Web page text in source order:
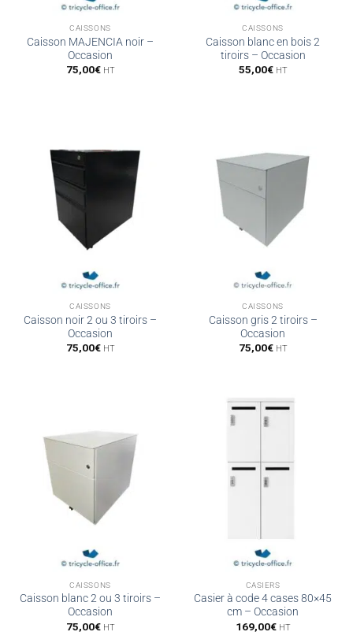
CAISSONS
Caisson MAJENCIA noir –
Occasion
75,00€ HT
CAISSONS
Caisson blanc en bois 2
tiroirs – Occasion
55,00€ HT
CAISSONS
Caisson noir 2 ou 3 tiroirs –
Occasion
75,00€ HT
CAISSONS
Caisson gris 2 tiroirs –
Occasion
75,00€ HT
CAISSONS
Caisson blanc 2 ou 3 tiroirs –
Occasion
75,00€ HT
CASIERS
Casier à code 4 cases 80×45
cm – Occasion
169,00€ HT